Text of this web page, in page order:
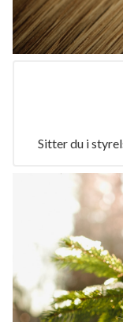
Sitter du i